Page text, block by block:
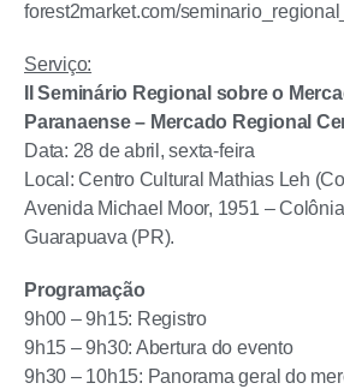
forest2market.com/
Serviço:
II Seminário Regional sobre o
Paranaense – Mercado Regional
Data: 28 de abril, sexta-feira
Local: Centro Cultural Mathias Leh
Avenida Michael Moor, 1951 –
Guarapuava (PR).
Programação
9h00 – 9h15: Registro
9h15 – 9h30: Abertura do evento
9h30 – 10h15: Panorama geral do